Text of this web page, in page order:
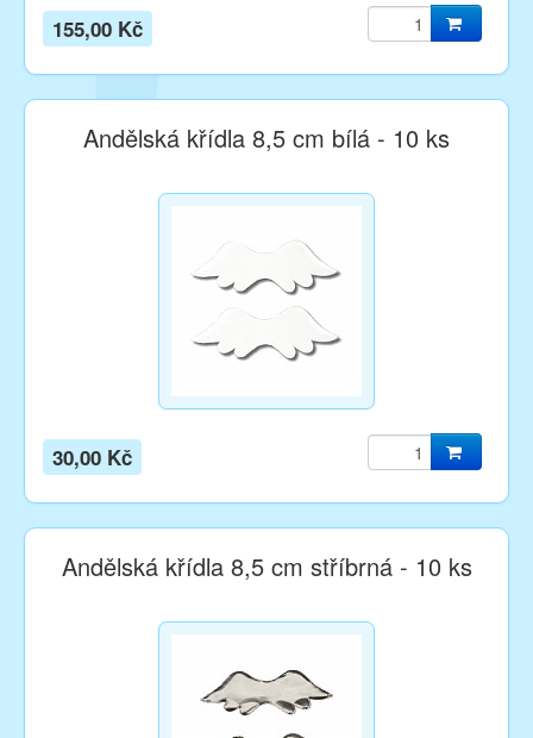
155,00 Kč
Andělská křídla 8,5 cm bílá - 10 ks
30,00 Kč
Andělská křídla 8,5 cm stříbrná - 10 ks